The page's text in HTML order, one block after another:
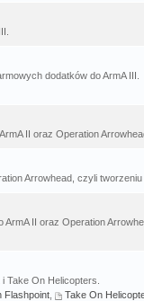
dodatków do ArmA III.
II oraz Operation
Arrowhead, czyli tworzeniu
II oraz Operation
Take On Helicopters.
Flashpoint Take On